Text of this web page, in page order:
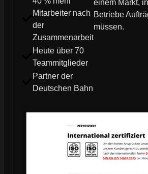
Mitarbeiter nach
der
Zusammenarbeit
Heute über 70
Teammitglieder
Partner der
Deutschen Bahn
einem Markt,
Betriebe
müssen.